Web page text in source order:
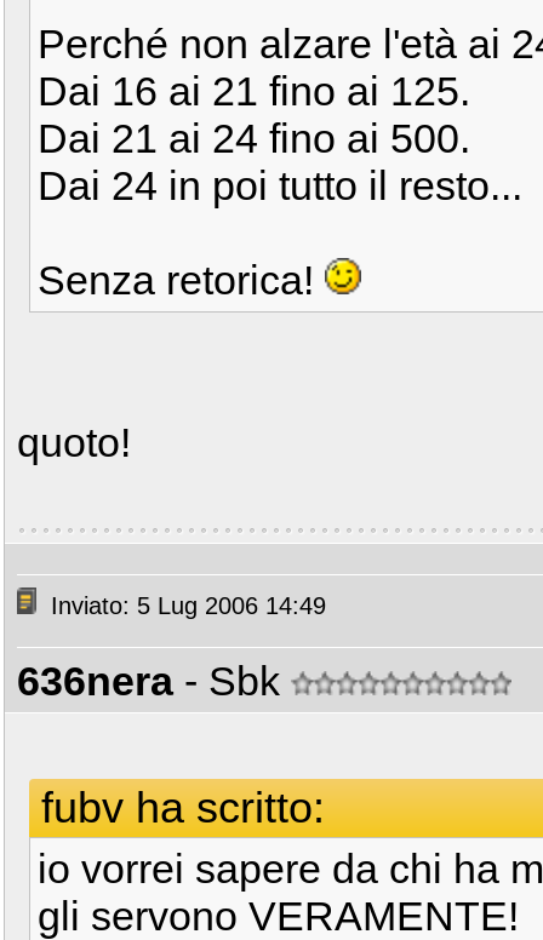
Perché non alzare l'età ai
Dai 16 ai 21 fino ai 125.
Dai 21 ai 24 fino ai 500.
Dai 24 in poi tutto il resto...
Senza retorica!
quoto!
Inviato: 5 Lug 2006 14:49
636nera - Sbk
fubv ha scritto:
io vorrei sapere da chi ha
gli servono VERAMENTE!